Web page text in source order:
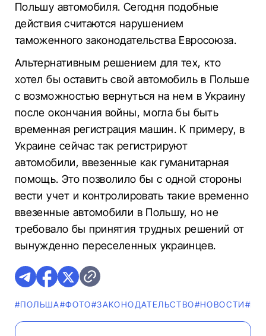
Польшу автомобиля. Сегодня подобные
действия считаются нарушением
таможенного законодательства Евросоюза.
Альтернативным решением для тех, кто
хотел бы оставить свой автомобиль в Польше
с возможностью вернуться на нем в Украину
после окончания войны, могла бы быть
временная регистрация машин. К примеру, в
Украине сейчас так регистрируют
автомобили, ввезенные как гуманитарная
помощь. Это позволило бы с одной стороны
вести учет и контролировать такие временно
ввезенные автомобили в Польшу, но не
требовало бы принятия трудных решений от
вынужденно переселенных украинцев.
#ПОЛЬША#ФОТО#ЗАКОНОДАТЕЛЬСТВО#НОВОСТИ